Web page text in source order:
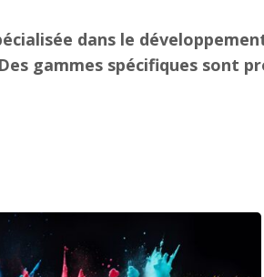
dans le
gammes spécifiques sont